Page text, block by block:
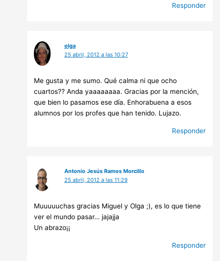
Responder
olga
25 abril, 2012 a las 10:27
Me gusta y me sumo. Qué calma ni que ocho
cuartos?? Anda yaaaaaaaa. Gracias por la mención,
que bien lo pasamos ese día. Enhorabuena a esos
alumnos por los profes que han tenido. Lujazo.
Responder
Antonio Jesús Ramos Morcillo
25 abril, 2012 a las 11:29
Muuuuuchas gracias Miguel y Olga ;), es lo que tiene
ver el mundo pasar… jajajja
Un abrazo¡¡
Responder